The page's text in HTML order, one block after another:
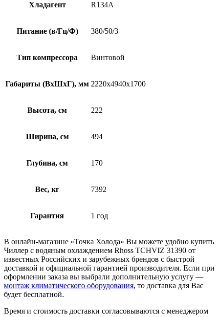
Хладагент R134A
Питание (в/Гц/Ф) 380/50/3
Тип компрессора Винтовой
Габариты (ВxШxГ), мм 2220х4940х1700
Высота, см 222
Ширина, см 494
Глубина, см 170
Вес, кг 7392
Гарантия 1 год
В онлайн-магазине «Точка Холода» Вы можете удобно купить
Чиллер с водяным охлаждением Rhoss TCHVIZ 31390 от
известных Российских и зарубежных брендов с быстрой
доставкой и официальной гарантией производителя. Если при
оформлении заказа вы выбрали дополнительную услугу —
монтаж климатического оборудования, то доставка для Вас
будет бесплатной.
Время и стоимость доставки согласовываются с менеджером